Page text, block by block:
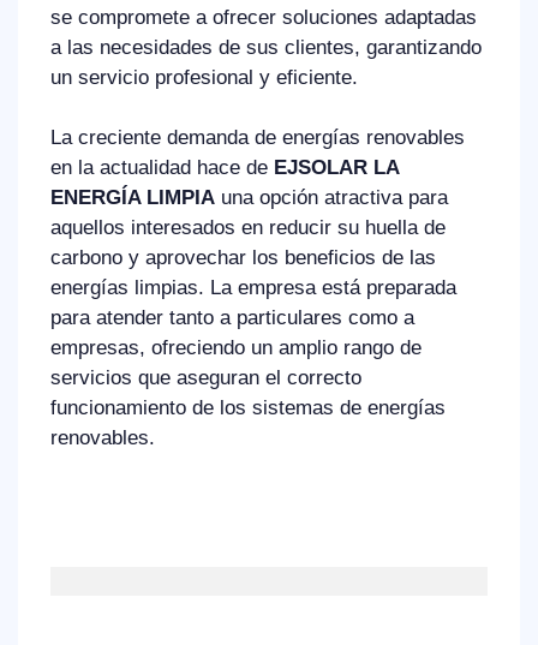
se compromete a ofrecer soluciones adaptadas
a las necesidades de sus clientes, garantizando
un servicio profesional y eficiente.
La creciente demanda de energías renovables
en la actualidad hace de EJSOLAR LA
ENERGÍA LIMPIA una opción atractiva para
aquellos interesados en reducir su huella de
carbono y aprovechar los beneficios de las
energías limpias. La empresa está preparada
para atender tanto a particulares como a
empresas, ofreciendo un amplio rango de
servicios que aseguran el correcto
funcionamiento de los sistemas de energías
renovables.